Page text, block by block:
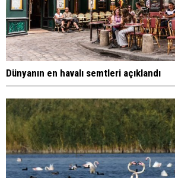
Dünyanın en havalı semtleri açıklandı